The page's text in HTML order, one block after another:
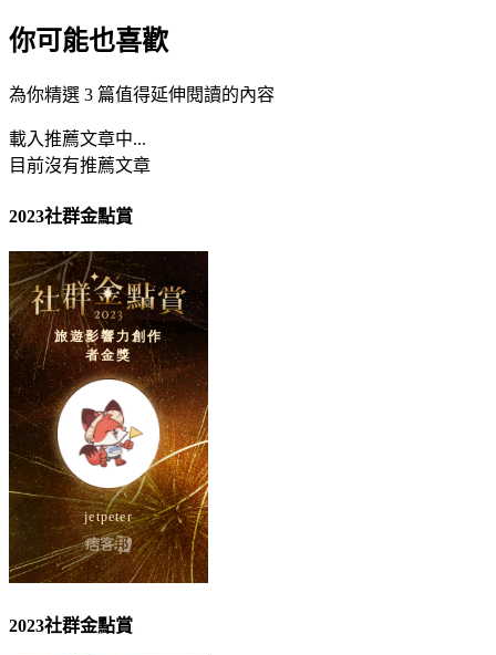
你可能也喜歡
為你精選 3 篇值得延伸閱讀的內容
載入推薦文章中...
目前沒有推薦文章
2023社群金點賞
2023社群金點賞